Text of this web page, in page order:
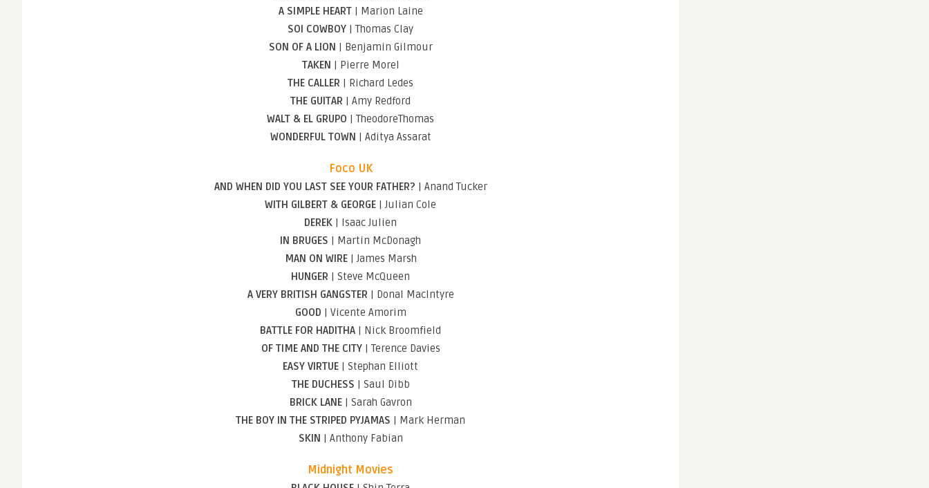
A SIMPLE HEART| Marion Laine
SOI COWBOY | Thomas Clay
SON OF A LION | Benjamin Gilmour
TAKEN | Pierre Morel
THE CALLER | Richard Ledes
THE GUITAR | Amy Redford
WALT & EL GRUPO | TheodoreThomas
WONDERFUL TOWN | Aditya Assarat
Foco UK
AND WHEN DID YOU LAST SEE YOUR FATHER? | Anand Tucker
WITH GILBERT & GEORGE | Julian Cole
DEREK | Isaac Julien
IN BRUGES | Martin McDonagh
MAN ON WIRE| James Marsh
HUNGER | Steve McQueen
A VERY BRITISH GANGSTER | Donal MacIntyre
GOOD | Vicente Amorim
BATTLE FOR HADITHA | Nick Broomfield
OF TIME AND THE CITY| Terence Davies
EASY VIRTUE | Stephan Elliott
THE DUCHESS | Saul Dibb
BRICK LANE| Sarah Gavron
THE BOY IN THE STRIPED PYJAMAS | Mark Herman
SKIN | Anthony Fabian
Midnight Movies